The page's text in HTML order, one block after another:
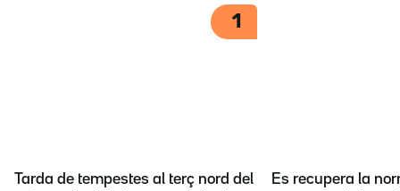
1
Tarda de tempestes al terç nord del
Es recupera la